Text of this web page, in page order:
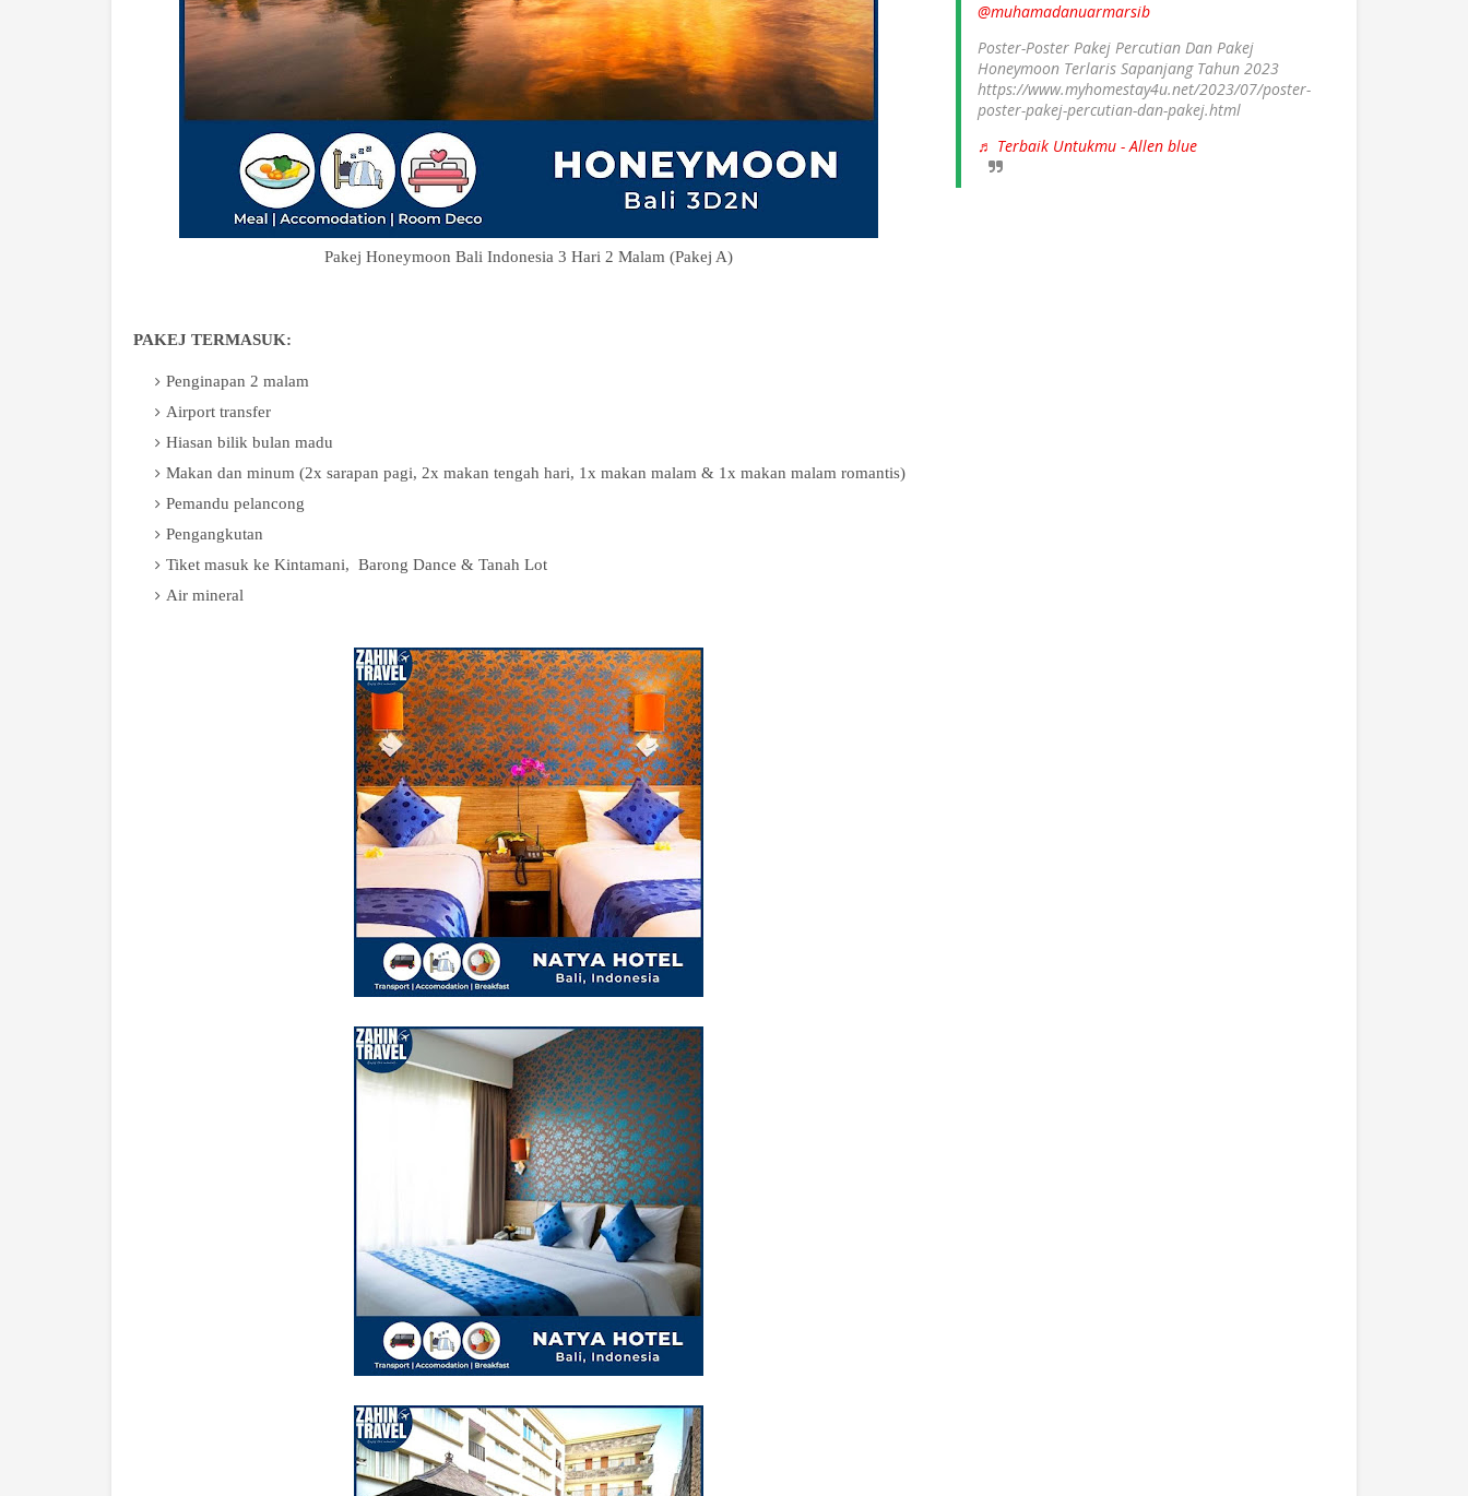
Pakej Honeymoon Bali Indonesia 3 Hari 2 Malam (Pakej A)
PAKEJ TERMASUK:
Penginapan 2 malam
Airport transfer
Hiasan bilik bulan madu
Makan dan minum (2x sarapan pagi, 2x makan tengah hari, 1x makan malam & 1x makan malam romantis)
Pemandu pelancong
Pengangkutan
Tiket masuk ke Kintamani, Barong Dance & Tanah Lot
Air mineral
@muhamadanuarmarsib
Poster-Poster Pakej Percutian Dan Pakej
Honeymoon Terlaris Sapanjang Tahun 2023
https://www.myhomestay4u.net/2023/07/poster-
poster-pakej-percutian-dan-pakej.html
♬ Terbaik Untukmu - Allen blue